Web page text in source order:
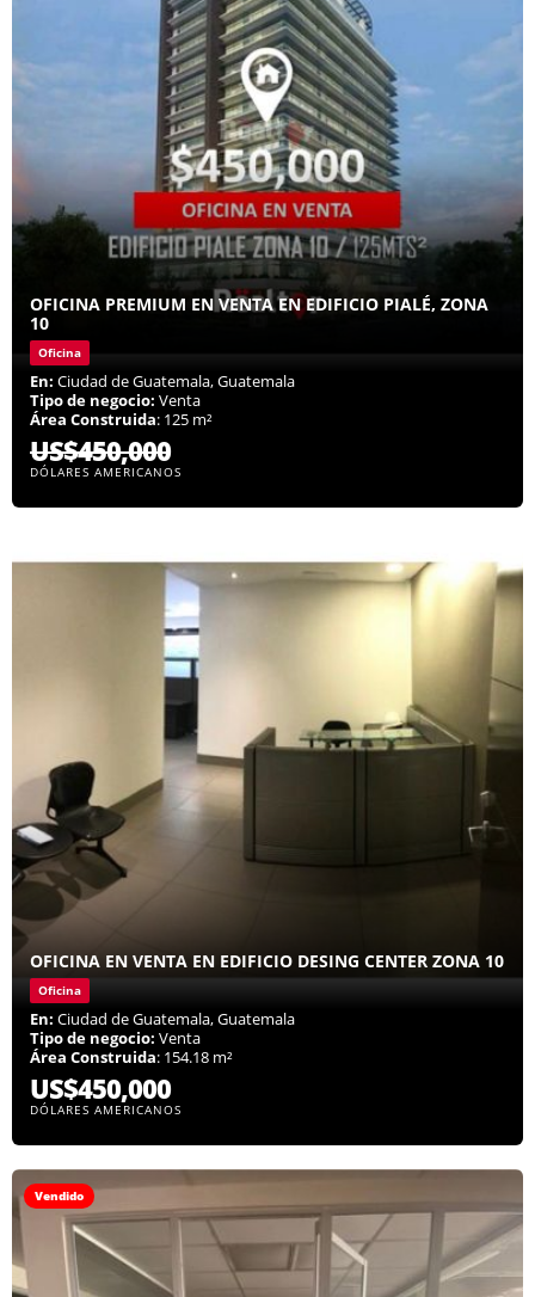
OFICINA PREMIUM EN VENTA EN EDIFICIO PIALÉ, ZONA
10
Oficina
En: Ciudad de Guatemala, Guatemala
Tipo de negocio: Venta
Área Construida: 125 m²
US$450,000
DÓLARES AMERICANOS
OFICINA EN VENTA EN EDIFICIO DESING CENTER ZONA 10
Oficina
En: Ciudad de Guatemala, Guatemala
Tipo de negocio: Venta
Área Construida: 154.18 m²
US$450,000
DÓLARES AMERICANOS
Vendido